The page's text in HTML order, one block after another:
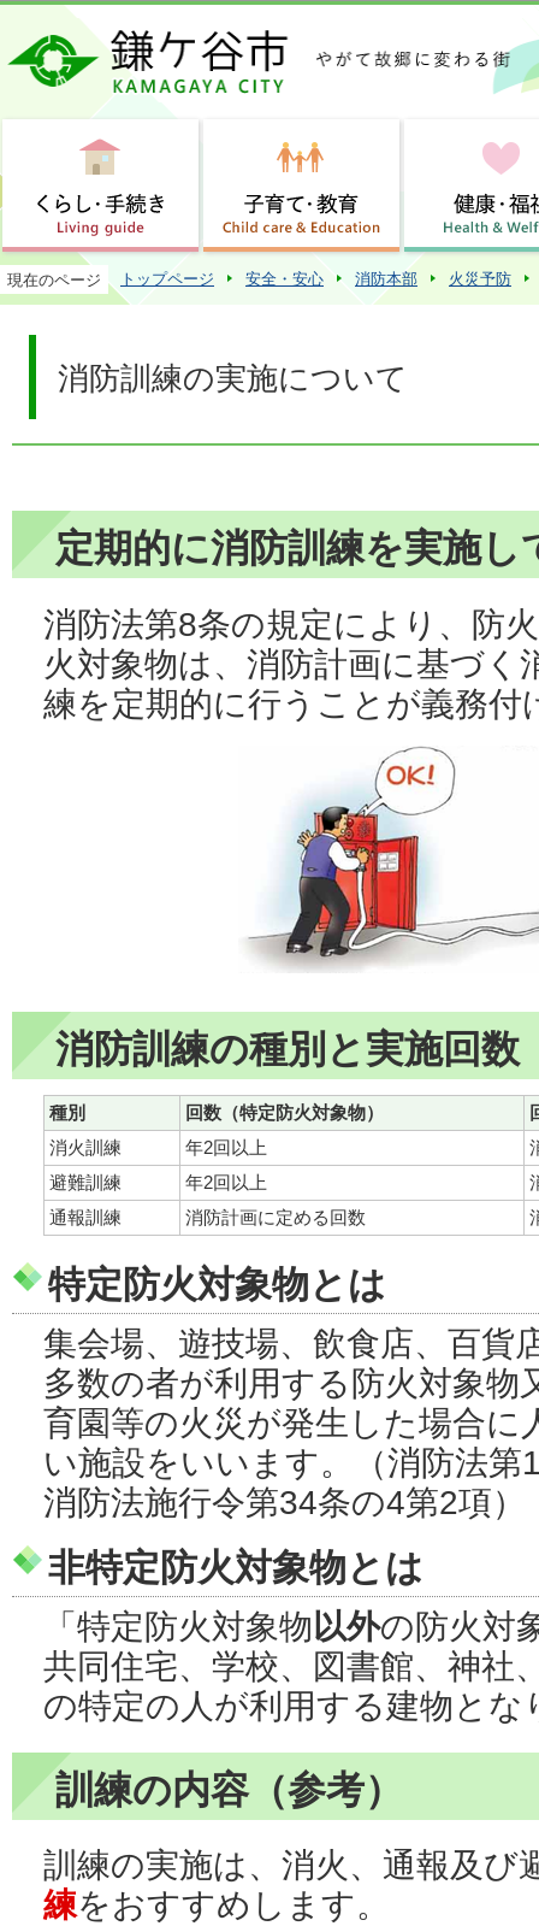
この
現在のページ トップページ 安全・安心 消防本部 火災予防
消防訓練の実施について
定期的に消防訓練を実施し
消防法第8条の規定により、防
火対象物は、消防計画に基づく
練を定期的に行うことが義務付
消防訓練の種別と実施回数
種別 回数（特定防火対象物）
消火訓練
年2回以上
避難訓練
年2回以上
通報訓練
消防計画に定める回数
特定防火対象物とは
集会場、遊技場、飲食店、百貨
多数の者が利用する防火対象物
育園等の火災が発生した場合に
い施設をいいます。（消防法第
消防法施行令第34条の4第2項）
非特定防火対象物とは
「特定防火対象物以外の防火対
共同住宅、学校、図書館、神社
の特定の人が利用する建物とな
訓練の内容（参考）
訓練の実施は、消火、通報及び
練をおすすめします。